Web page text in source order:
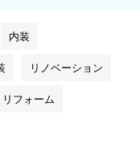
内装
リノベーション
フォーム